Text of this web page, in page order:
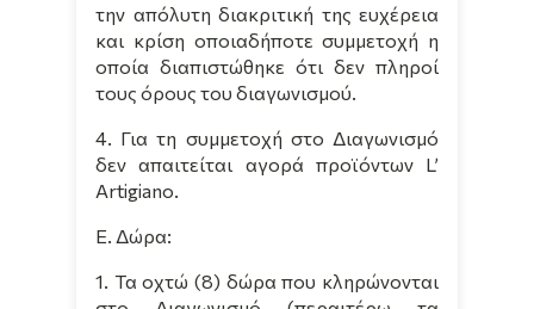
την απόλυτη διακριτική της ευχέρεια
και κρίση οποιαδήποτε συμμετοχή η
οποία διαπιστώθηκε ότι δεν πληροί
τους όρους του διαγωνισμού.
4. Για τη συμμετοχή στο Διαγωνισμό
δεν απαιτείται αγορά προϊόντων L’
Artigiano.
Ε. Δώρα:
1. Τα οχτώ (8) δώρα που κληρώνονται